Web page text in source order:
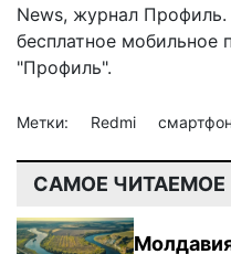
News, журнал Профиль
бесплатное мобильное
"Профиль".
Метки: Redmi
САМОЕ ЧИТАЕМОЕ